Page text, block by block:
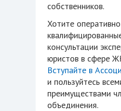
собственников.
Хотите
консультации
юристов в сфере
Вступайте в
и пользуйтесь
преимуществами
объединения.